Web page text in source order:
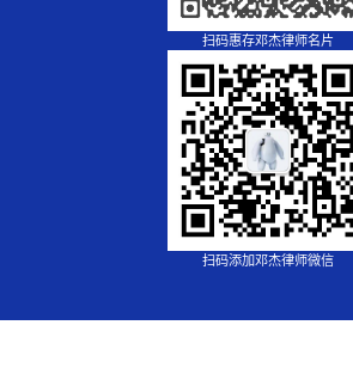
扫码惠存邓杰律师名片
扫码添加邓杰律师微信